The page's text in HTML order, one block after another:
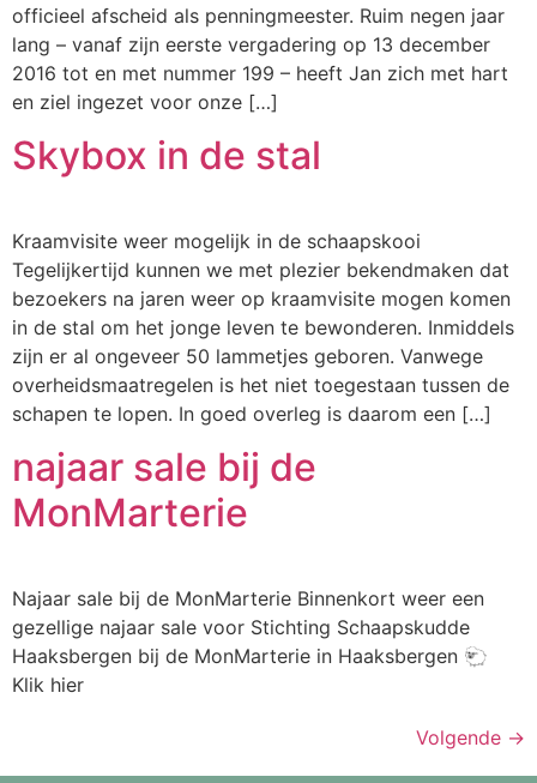
officieel afscheid als penningmeester. Ruim negen jaar
lang – vanaf zijn eerste vergadering op 13 december
2016 tot en met nummer 199 – heeft Jan zich met hart
en ziel ingezet voor onze […]
Skybox in de stal
Kraamvisite weer mogelijk in de schaapskooi
Tegelijkertijd kunnen we met plezier bekendmaken dat
bezoekers na jaren weer op kraamvisite mogen komen
in de stal om het jonge leven te bewonderen. Inmiddels
zijn er al ongeveer 50 lammetjes geboren. Vanwege
overheidsmaatregelen is het niet toegestaan tussen de
schapen te lopen. In goed overleg is daarom een […]
najaar sale bij de
MonMarterie
Najaar sale bij de MonMarterie Binnenkort weer een
gezellige najaar sale voor Stichting Schaapskudde
Haaksbergen bij de MonMarterie in Haaksbergen 🐑
Klik hier
Volgende →